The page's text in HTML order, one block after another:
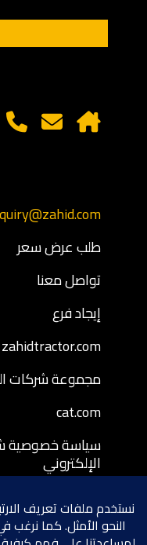
طلب عرض سعر
تواصل معنا
إيجاد فرع
zahidtractor.com
مجموعة شركات
cat.com
سياسة خصوصية
الإلكتروني
الإلكتروني